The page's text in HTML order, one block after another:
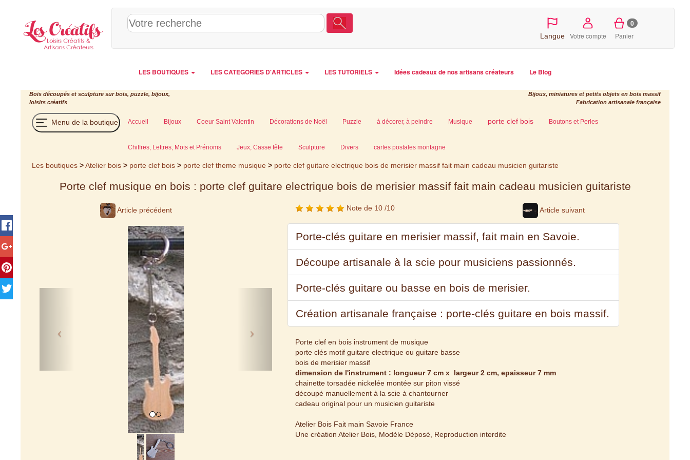
Langue Votre compte
0
Panier
LES BOUTIQUES LES CATEGORIES D'ARTICLES LES TUTORIELS Idées cadeaux de nos artisans créateurs Le Blog
Bois découpés et sculpture sur bois, puzzle, bijoux,
loisirs créatifs
Bijoux, miniatures et petits objets en bois massif
Fabrication artisanale française
Menu de la boutique Accueil Bijoux Coeur Saint Valentin Décorations de Noël Puzzle à décorer, à peindre Musique porte clef bois Boutons et Perles
Chiffres, Lettres, Mots et Prénoms Jeux, Casse tête Sculpture Divers cartes postales montagne
Les boutiques >Atelier bois > porte clef bois > porte clef theme musique > porte clef guitare electrique bois de merisier massif fait main cadeau musicien guitariste
Porte clef musique en bois : porte clef guitare electrique bois de merisier massif fait main cadeau musicien guitariste
Article précédent Note de 10 /10 Article suivant
Porte-clés guitare en merisier massif, fait main en Savoie.
Découpe artisanale à la scie pour musiciens passionnés.
Porte-clés guitare ou basse en bois de merisier.
Création artisanale française : porte-clés guitare en bois massif.
Porte clef en bois instrument de musique
porte clés motif guitare electrique ou guitare basse
bois de merisier massif
dimension de l'instrument : longueur 7 cm x largeur 2 cm, epaisseur 7 mm
chainette torsadée nickelée montée sur piton vissé
découpé manuellement à la scie à chantourner
cadeau original pour un musicien guitariste
Atelier Bois Fait main Savoie France
Une création Atelier Bois, Modèle Déposé, Reproduction interdite